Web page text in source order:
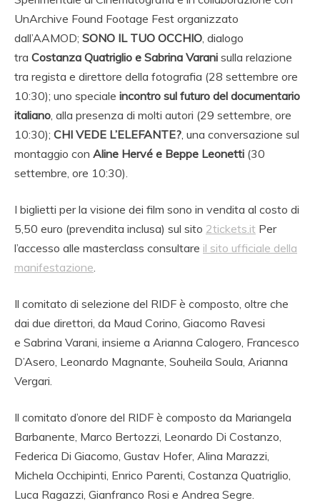
UnArchive Found Footage Fest organizzato
dall’AAMOD; SONO IL TUO OCCHIO, dialogo
tra Costanza Quatriglio e Sabrina Varani sulla relazione
tra regista e direttore della fotografia (28 settembre ore
10:30); uno speciale incontro sul futuro del documentario
italiano, alla presenza di molti autori (29 settembre, ore
10:30); CHI VEDE L’ELEFANTE?, una conversazione sul
montaggio con Aline Hervé e Beppe Leonetti (30
settembre, ore 10:30).
I biglietti per la visione dei film sono in vendita al costo di
5,50 euro (prevendita inclusa) sul sito 2tickets.it Per
l’accesso alle masterclass consultare il sito ufficiale della
manifestazione.
Il comitato di selezione del RIDF è composto, oltre che
dai due direttori, da Maud Corino, Giacomo Ravesi
e Sabrina Varani, insieme a Arianna Calogero, Francesco
D’Asero, Leonardo Magnante, Souheila Soula, Arianna
Vergari.
Il comitato d’onore del RIDF è composto da Mariangela
Barbanente, Marco Bertozzi, Leonardo Di Costanzo,
Federica Di Giacomo, Gustav Hofer, Alina Marazzi,
Michela Occhipinti, Enrico Parenti, Costanza Quatriglio,
Luca Ragazzi, Gianfranco Rosi e Andrea Segre.